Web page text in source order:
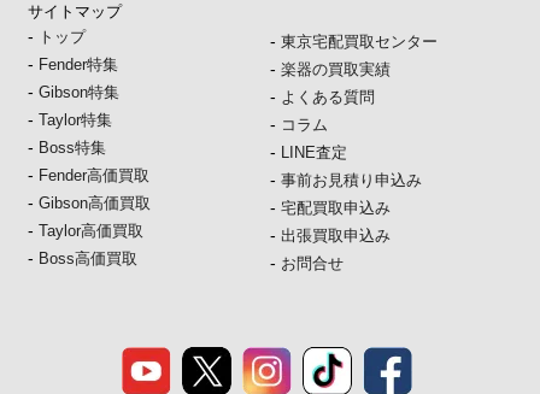
サイトマップ
- トップ
- Fender特集
-Gibson特集
-Taylor特集
- Boss特集
- Fender高価買取
-Gibson高価買取
-Taylor高価買取
- Boss高価買取
- 東京宅配買取センター
- 楽器の買取実績
- よくある質問
- コラム
- LINE査定
- 事前お見積り申込み
- 宅配買取申込み
- 出張買取申込み
- お問合せ